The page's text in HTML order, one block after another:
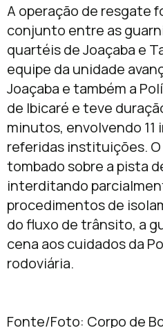
A operação de resgate
conjunto entre as
quartéis de Joaçaba e
equipe da unidade
Joaçaba e também a
de Ibicaré e teve
minutos, envolvendo
referidas instituições.
tombado sobre a pista
interditando
procedimentos de
do fluxo de trânsito, a
cena aos cuidados da
rodoviária.
Fonte/Foto: Corpo de